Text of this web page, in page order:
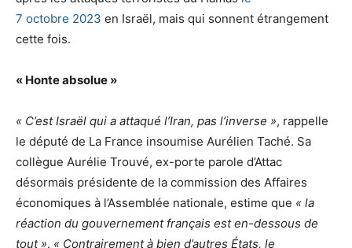
7 octobre 2023 en Israël, mais qui sonnent étrangement
cette fois.
« Honte absolue »
« C’est Israël qui a attaqué l’Iran, pas l’inverse », rappelle
le député de La France insoumise Aurélien Taché. Sa
collègue Aurélie Trouvé, ex-porte parole d’Attac
désormais présidente de la commission des Affaires
économiques à l’Assemblée nationale, estime que « la
réaction du gouvernement français est en-dessous de
tout ». « Contrairement à bien d’autres États, le